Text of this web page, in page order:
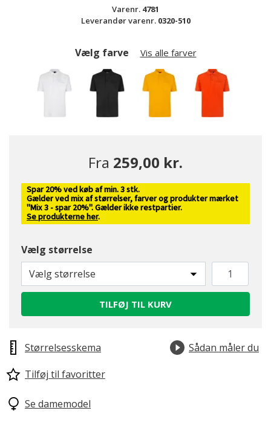
Varenr. 4781
Leverandør varenr. 0320-510
Vælg farve Vis alle farver
Fra 259,00 kr.
Spar 20% ved køb af min. 3 stk.
Gælder ved mix af størrelser, farver og produkter mærket
"Mix 3 - spar 20%". Gælder ikke restpartier.
Se produkterne her.
Vælg størrelse
Vælg størrelse
TILFØJ TIL KURV
Størrelsesskema
Sådan måler du
Tilføj til favoritter
Se damemodel